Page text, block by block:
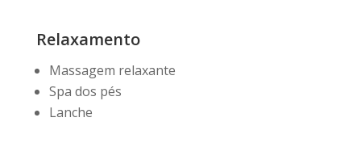
Relaxamento
Massagem relaxante
Spa dos pés
Lanche